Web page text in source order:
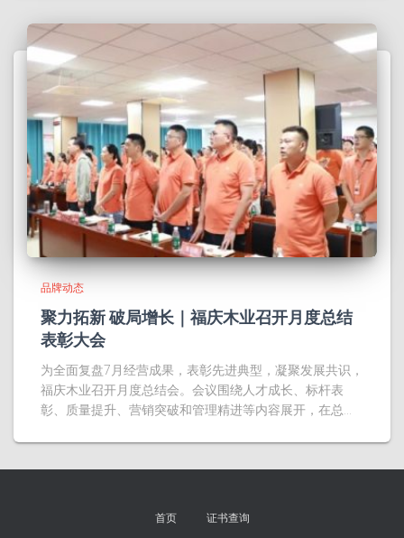
品牌动态
聚力拓新 破局增长｜福庆木业召开月度总结
表彰大会
为全面复盘7月经营成果，表彰先进典型，凝聚发展共识，
福庆木业召开月度总结会。会议围绕人才成长、标杆表
彰、质量提升、营销突破和管理精进等内容展开，在总…
首页 证书查询